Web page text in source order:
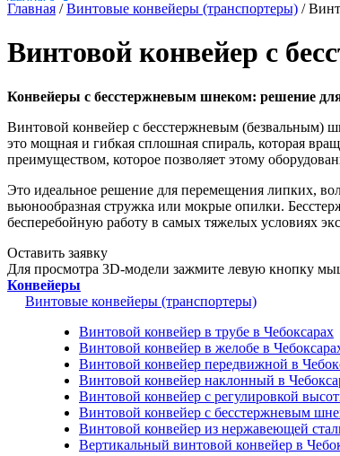
Главная /Винтовые конвейеры (транспортеры) /
Винтовой конвейер с
Конвейеры с бесстержневым шнеком: решение
Винтовой конвейер с бесстержневым (безвальным)
это мощная и гибкая сплошная спираль, которая
преимуществом, которое позволяет этому
Это идеальное решение для перемещения липких,
вьюнообразная стружка или мокрые опилки.
бесперебойную работу в самых тяжелых условиях
Оставить заявку
Для просмотра 3D-модели зажмите левую кнопку
Конвейеры
Винтовые конвейеры (транспортеры)
Винтовой конвейер в трубе в Чебоксарах
Винтовой конвейер в желобе в
Винтовой конвейер передвижной в
Винтовой конвейер наклонный в
Винтовой конвейер с регулировкой
Винтовой конвейер с бесстержневым
Винтовой конвейер из нержавеющей
Вертикальный винтовой конвейер в